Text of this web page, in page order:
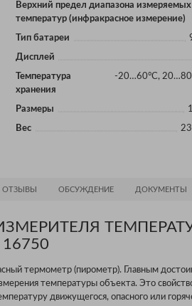
Верхний предел диапазона измеряемых
температур (инфракрасное измерение)
Тип батареи
Дисплей
Температура
хранения
-20…60°С,
Размеры
Вес
ОТЗЫВЫ ОБСУЖДЕНИЕ ДОКУМЕНТЫ
термометр (пирометр). Главным
температуры объекта. Это
движущегося, опасного или